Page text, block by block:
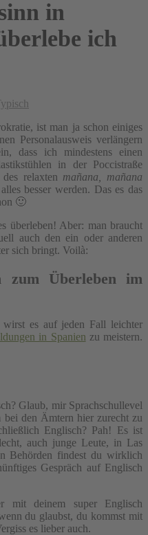
in
ich
ist man ja schon einiges
Personalausweis verlängern
dass ich mindestens einen
in der Poccistraße
relaxten mañana, mañana
besser werden. Das es das
🙂
überleben! Aber: man braucht
auch den ein oder anderen
sich bringt. Voilà:
zum Überleben im
es auf jeden Fall leichter
in Spanien zu meistern.
Glaub, mir Sprachschullevel
den Ämtern hier zurecht zu
Englisch? Pah! Es ist
auch junge Leute, in Las
Behörden findest du wirklich
Gespräch auf Englisch
mit deinem super Englisch
du glaubst, du kommst mit
es lieber auch.